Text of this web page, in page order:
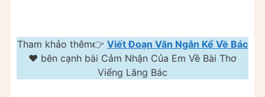
Tham khảo thêm👉 Viết Đoạn Văn Ngắn Kể Về Bác
❤️️ bên cạnh bài Cảm Nhận Của Em Về Bài Thơ
Viếng Lăng Bác